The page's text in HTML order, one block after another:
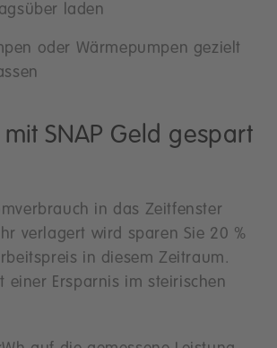
laden
oder Wärmepumpen gezielt
SNAP Geld gespart
in das Zeitfenster
verlagert wird sparen Sie 20 %
in diesem Zeitraum.
einer Ersparnis im steirischen